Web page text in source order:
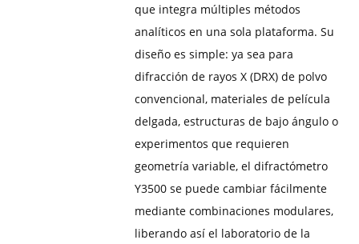
que integra múltiples métodos
analíticos en una sola plataforma. Su
diseño es simple: ya sea para
difracción de rayos X (DRX) de polvo
convencional, materiales de película
delgada, estructuras de bajo ángulo o
experimentos que requieren
geometría variable, el difractómetro
Y3500 se puede cambiar fácilmente
mediante combinaciones modulares,
liberando así el laboratorio de la